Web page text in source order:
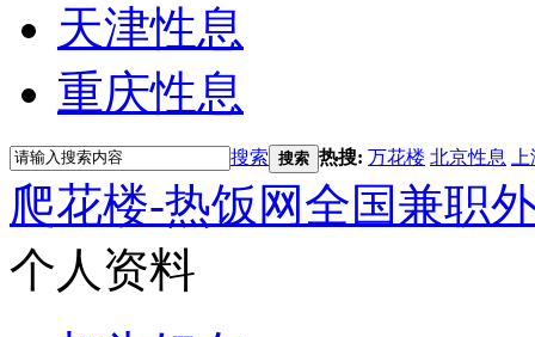
天津性息
重庆性息
搜索 搜索 热搜: 万花楼 北京性息
爬花楼-热饭网全国兼职
个人资料